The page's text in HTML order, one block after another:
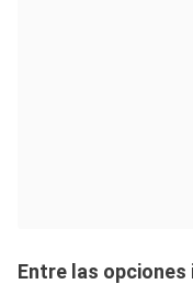
Entre las